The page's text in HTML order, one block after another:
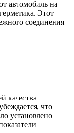
автомобиль на
Этот
соединения
качества
что
установлено